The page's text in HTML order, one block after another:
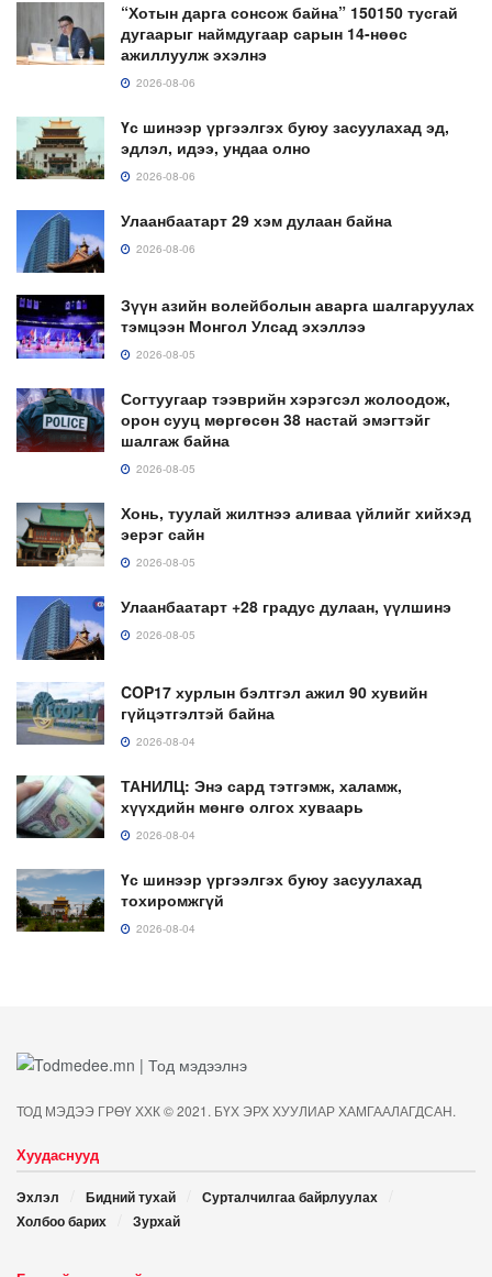
“Хотын дарга сонсож байна” 150150 тусгай
дугаарыг наймдугаар сарын 14-нөөс
ажиллуулж эхэлнэ
2026-08-06
Үс шинээр үргээлгэх буюу засуулахад эд,
эдлэл, идээ, ундаа олно
2026-08-06
Улаанбаатарт 29 хэм дулаан байна
2026-08-06
Зүүн азийн волейболын аварга шалгаруулах
тэмцээн Монгол Улсад эхэллээ
2026-08-05
Согтуугаар тээврийн хэрэгсэл жолоодож,
орон сууц мөргөсөн 38 настай эмэгтэйг
шалгаж байна
2026-08-05
Хонь, туулай жилтнээ аливаа үйлийг хийхэд
эерэг сайн
2026-08-05
Улаанбаатарт +28 градус дулаан, үүлшинэ
2026-08-05
COP17 хурлын бэлтгэл ажил 90 хувийн
гүйцэтгэлтэй байна
2026-08-04
ТАНИЛЦ: Энэ сард тэтгэмж, халамж,
хүүхдийн мөнгө олгох хуваарь
2026-08-04
Үс шинээр үргээлгэх буюу засуулахад
тохиромжгүй
2026-08-04
ТОД МЭДЭЭ ГРӨҮ ХХК © 2021. БҮХ ЭРХ ХУУЛИАР ХАМГААЛАГДСАН.
Хуудаснууд
Эхлэл Бидний тухай
Сурталчилгаа байрлуулах
Холбоо барих
Зурхай